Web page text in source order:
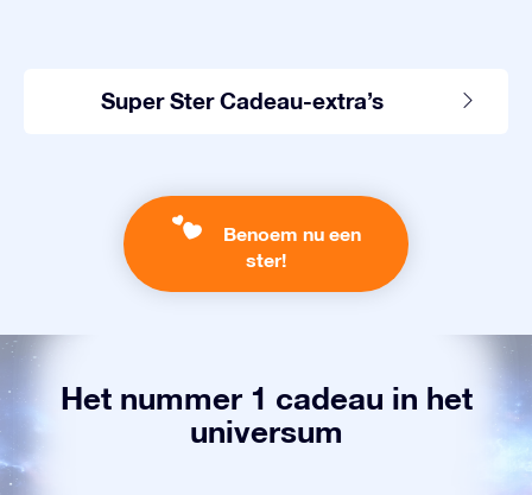
Super Ster Cadeau-extra’s
Benoem nu een
ster!
Het nummer 1 cadeau in het
universum